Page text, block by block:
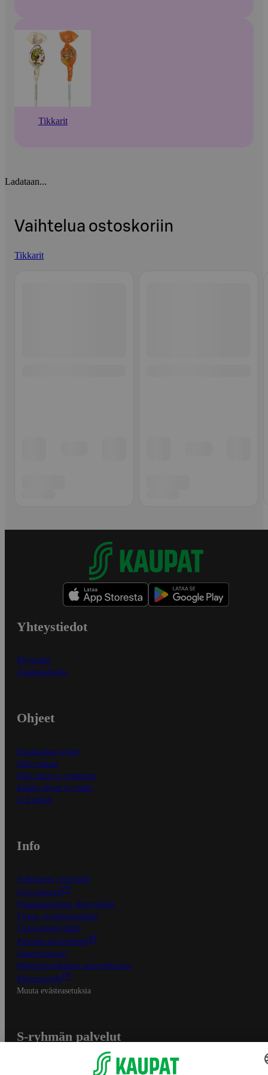
Tikkarit
Ladataan...
Vaihtelua ostoskoriin
Tikkarit
Yhteystiedot
Myymälät
Asiakaspalvelu
Ohjeet
Ensitilaajan ohjeet
Näin maksat
Näin tilaat ja muokkaat
Kaikki ohjeet ja vinkit
In English
Info
S-Business yrityksille
Oiva-raportit
Osuuskauppojen yhteystiedot
Tilaus- ja toimitusehdot
Tietosuojakäytäntö
Palvelun käyttöehdot
Saavutettavuus
Mobiilisovelluksen saavutettavuus
Mainostajalle
Muuta evästeasetuksia
S-ryhmän palvelut